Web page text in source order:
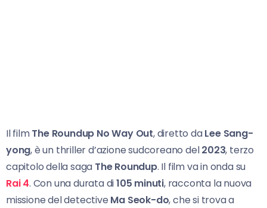
Il filmThe Roundup No Way Out, diretto daLee Sang-
yong, è un thriller d’azione sudcoreano del2023, terzo
capitolo della saga The Roundup. Il film va in onda su
Rai 4. Con una durata di105 minuti, racconta la nuova
missione del detective Ma Seok-do, che si trova a